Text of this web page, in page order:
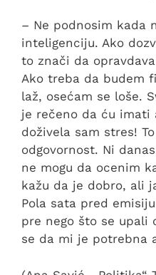
– Ne podnosim kada
inteligenciju. Ako
to znači da
Ako treba da budem
laž, osećam se loše.
je rečeno da ću imati
doživela sam stres!
odgovornost. Ni
ne mogu da ocenim
kažu da je dobro, ali
Pola sata pred
pre nego što se upali
se da mi je potrebna